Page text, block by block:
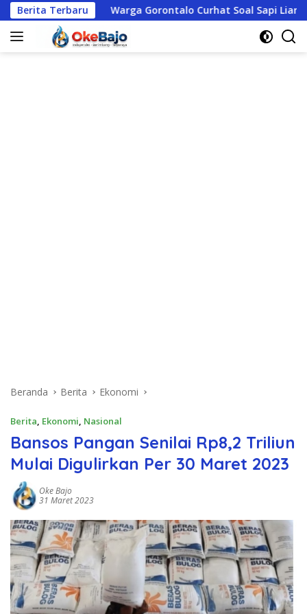
Langsung
ke
konten
Berita Terbaru
Warga Gorontalo Curhat Soal Sapi Liar hingga Judi
Beranda Berita Ekonomi
Berita, Ekonomi, Nasional
Bansos Pangan Senilai Rp8,2 Triliun
Mulai Digulirkan Per 30 Maret 2023
Oke Bajo
31 Maret 2023